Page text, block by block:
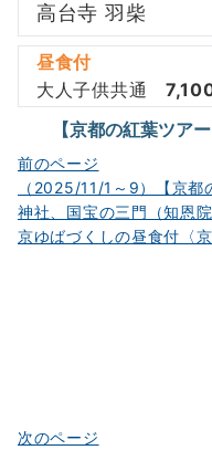
高台寺 羽柴
昼食付
大人子供共通
【京都の紅葉ツア
投
稿
ナ
前のページ
（2025/11/1～9）【京
神社、国宝の三門（知恩
京ゆばづくしの昼食付〈
次のページ